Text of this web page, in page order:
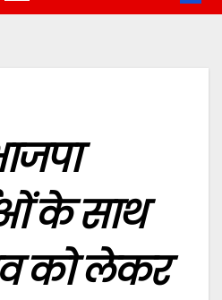
के साथ
को लेकर